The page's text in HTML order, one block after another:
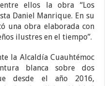
ellos la obra “Los
Daniel Manrique. En su
una obra elaborada con
ilustres en el tiempo”.
la Alcaldía Cuauhtémoc
blanca sobre dos
desde el año 2016,